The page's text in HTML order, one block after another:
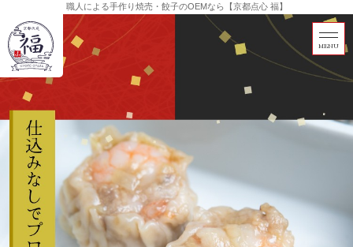
職人による手作り焼売・餃子のOEMなら【京都点心 福】
MENU